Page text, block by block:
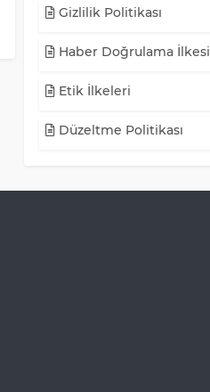
Gizlilik Politikası
Haber Doğrulama İlkesi
Etik İlkeleri
Düzeltme Politikası